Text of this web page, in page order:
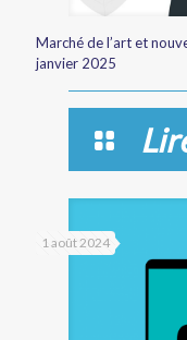
Marché de l’art et
janvier 2025
1 août 2024